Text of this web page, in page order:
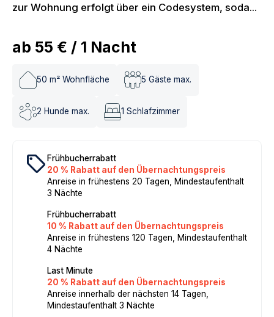
zur Wohnung erfolgt über ein Codesystem, soda...
ab 55 € / 1 Nacht
50 m² Wohnfläche 5 Gäste max.
2 Hunde max. 1 Schlafzimmer
local_offer Frühbucherrabatt
20 % Rabatt auf den Übernachtungspreis
Anreise in frühestens 20 Tagen, Mindestaufenthalt
3 Nächte
Frühbucherrabatt
10 % Rabatt auf den Übernachtungspreis
Anreise in frühestens 120 Tagen, Mindestaufenthalt
4 Nächte
Last Minute
20 % Rabatt auf den Übernachtungspreis
Anreise innerhalb der nächsten 14 Tagen,
Mindestaufenthalt 3 Nächte